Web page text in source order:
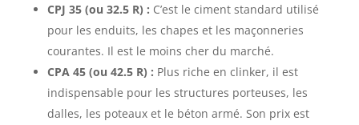
CPJ 35 (ou 32.5 R) : C’est le ciment standard utilisé
pour les enduits, les chapes et les maçonneries
courantes. Il est le moins cher du marché.
CPA 45 (ou 42.5 R) : Plus riche en clinker, il est
indispensable pour les structures porteuses, les
dalles, les poteaux et le béton armé. Son prix est